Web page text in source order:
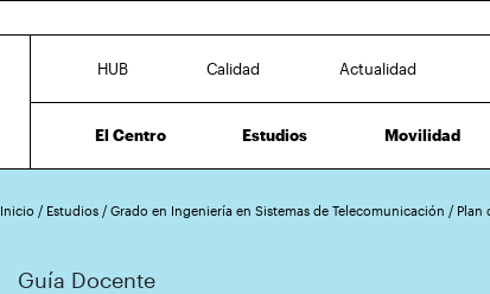
HUB Calidad Actualidad
El Centro Estudios Movilidad
Inicio / Estudios / Grado en Ingeniería en Sistemas de Telecomunicación / Plan
Guía Docente